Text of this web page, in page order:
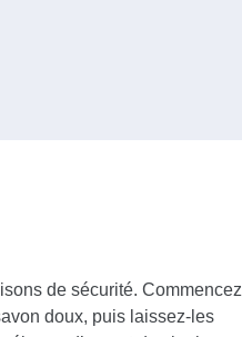
de sécurité. Commencez
doux, puis laissez-les